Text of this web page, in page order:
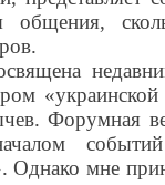
общения,
Форумная
Однако мне